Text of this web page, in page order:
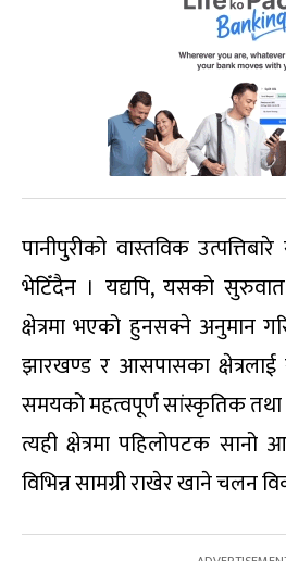
पानीपुरीको वास्तविक
भेटिँदैन । यद्यपि, यसको
क्षेत्रमा भएको हुनसक्ने अनुमान
झारखण्ड र आसपासका
समयको महत्वपूर्ण सांस्कृतिक तथा
त्यही क्षेत्रमा पहिलोपटक सानो
विभिन्न सामग्री राखेर खाने चलन